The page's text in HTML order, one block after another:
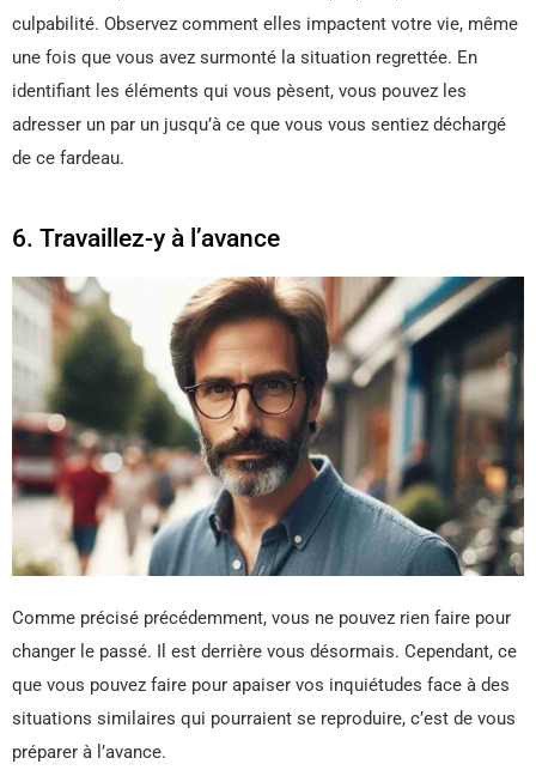
culpabilité. Observez comment elles impactent votre vie, même
une fois que vous avez surmonté la situation regrettée. En
identifiant les éléments qui vous pèsent, vous pouvez les
adresser un par un jusqu’à ce que vous vous sentiez déchargé
de ce fardeau.
6. Travaillez-y à l’avance
Comme précisé précédemment, vous ne pouvez rien faire pour
changer le passé. Il est derrière vous désormais. Cependant, ce
que vous pouvez faire pour apaiser vos inquiétudes face à des
situations similaires qui pourraient se reproduire, c’est de vous
préparer à l’avance.